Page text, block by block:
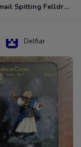
Chainmail Spitting Felldrake
Delfiar